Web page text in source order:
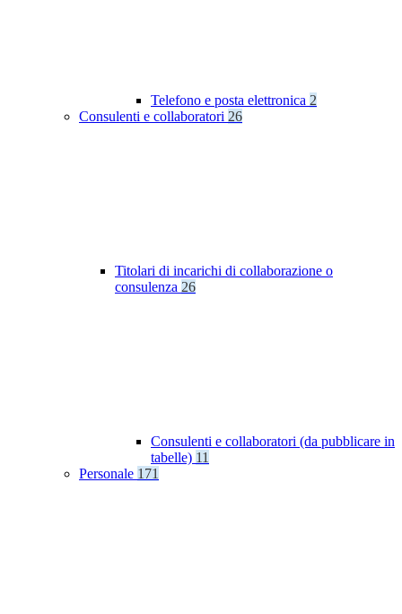
Telefono e posta elettronica 2
Consulenti e collaboratori 26
Titolari di incarichi di collaborazione o
consulenza 26
Consulenti e collaboratori (da pubblicare in
tabelle) 11
Personale 171